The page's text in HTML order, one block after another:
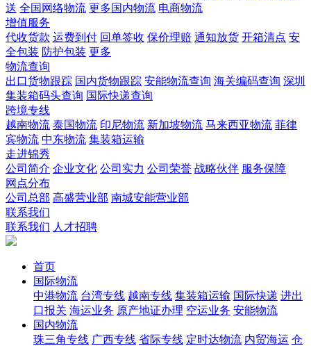
送 全国网络物流 更多国内物流 电商物流
增值服务
代收货款 运费到付 回单签收 保价理赔 通知放货 开箱清点 安
全包装 防护包装 更多
物流查询
出口货物跟踪 国内货物跟踪 安能物流查询 海关编码查询 深圳
集装箱码头查询 国际快递查询
跨境专线
越南物流 泰国物流 印尼物流 新加坡物流 马来西亚物流 菲律
宾物流 中东物流 集装箱运输
走进锦秀
公司简介 企业文化 公司实力 公司荣誉 战略伙伴 服务保障
网点分布
公司总部 高盛营业部 南城安能营业部
联系我们
联系我们 人才招聘
首页
国际物流
中港物流 台湾专线 越南专线 集装箱运输 国际快递 进出
口报关 海运业务 原产地证办理 空运业务 安能物流
国内物流
珠三角专线 广西专线 省际专线 定时达物流 内贸海运 仓